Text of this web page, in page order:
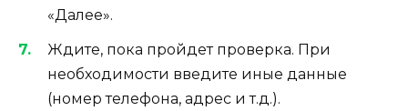
«Далее».
Ждите, пока пройдет проверка. При
необходимости введите иные данные
(номер телефона, адрес и т.д.).